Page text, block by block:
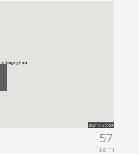
57
børn